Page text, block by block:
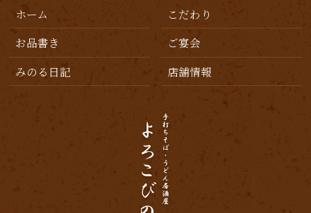
ホーム
こだわり
お品書き
ご宴会
みのる日記
店舗情報